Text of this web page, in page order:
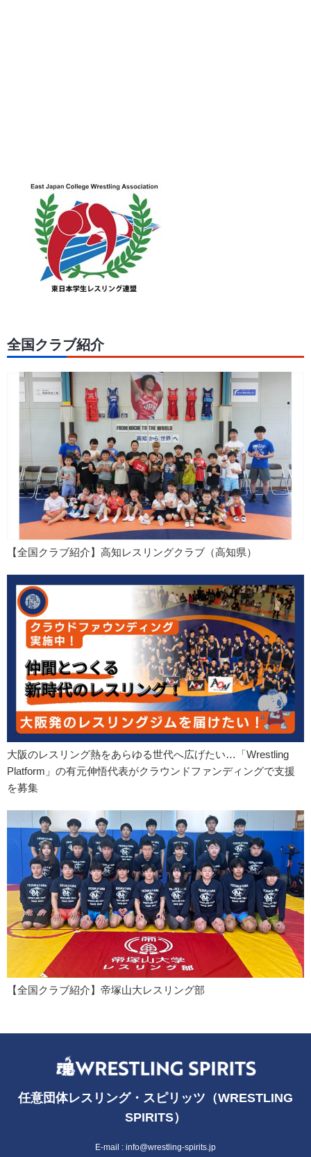
全国クラブ紹介
【全国クラブ紹介】高知レスリングクラブ（高知県）
大阪のレスリング熱をあらゆる世代へ広げたい…「Wrestling
Platform」の有元伸悟代表がクラウンドファンディングで支援
を募集
【全国クラブ紹介】帝塚山大レスリング部
任意団体レスリング・スピリッツ（WRESTLING
SPIRITS）
E-mail : info@wrestling-spirits.jp